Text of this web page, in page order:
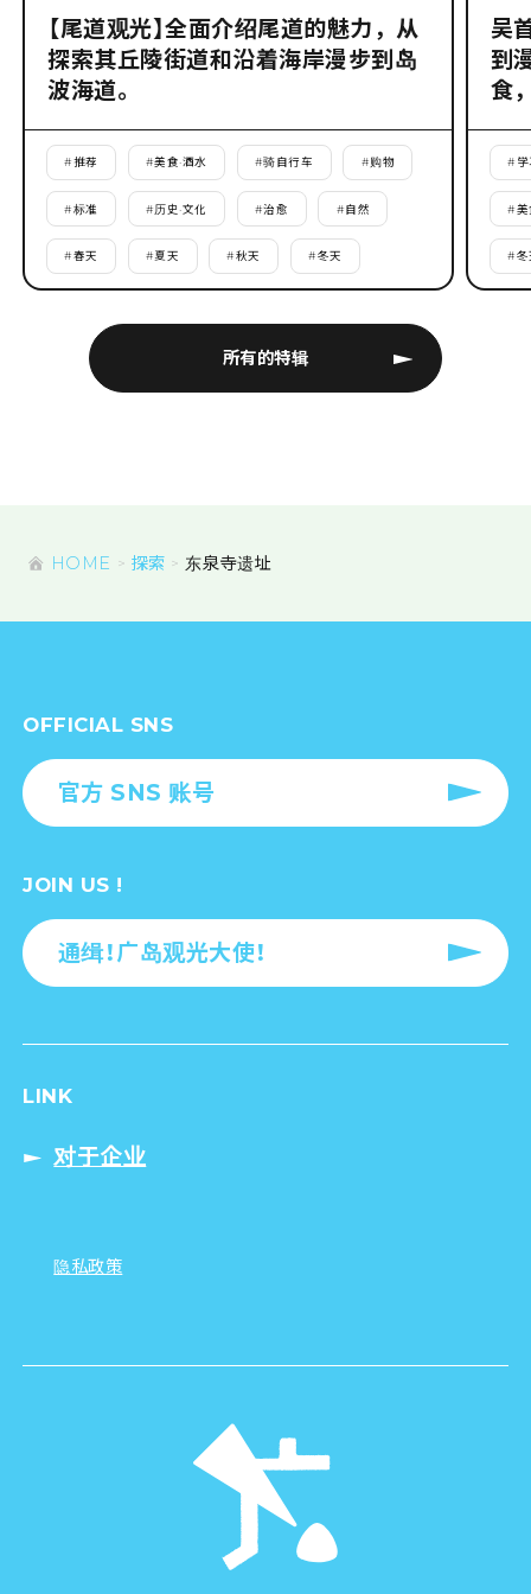
所有的特辑
【尾道观光】全面介绍尾道的魅力，从
探索其丘陵街道和沿着海岸漫步到岛
波海道。
#推荐 #美食·酒水 #骑自行车 #购物
#标准 #历史·文化 #治愈 #自然
#春天 #夏天 #秋天 #冬天
吴
到
食
# 学
#美
#冬
HOME 探索 东泉寺遗址
OFFICIAL SNS
官方 SNS 账号
JOIN US !
通缉！广岛观光大使！
LINK
对于企业
隐私政策